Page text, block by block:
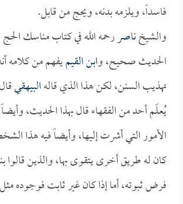
فاسداً، ويلزمه بدنه، ويحج من قابل.
والشيخناصررحمه الله في كتاب مناسك
الحديث صحيح، وابن القيميفهم من كلامه
تهذيب السنن، لكن هذا الذي قالهالبيهقي
يُعلَم أحد من الفقهاء قال بهذا الحديث،
الأمور التي أشرت إليها، وأيضاً فيه هذا
كان له طريق أخرى يتقوى بها، والذين
فرض ثبوته، أما إذا كان غير ثابت فوجوده